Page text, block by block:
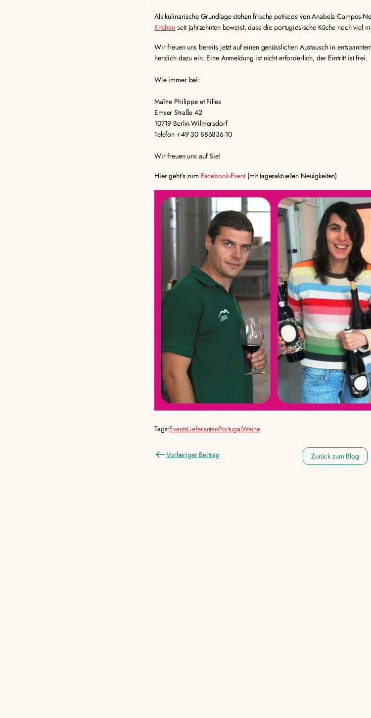
Als kulinarische Grundlage stehen frische petiscos von Anabela Campos-
Kitchen seit Jahrzehnten beweist, dass die portugiesische Küche noch viel
Wir freuen uns bereits jetzt auf einen genüsslichen Austausch in
herzlich dazu ein. Eine Anmeldung ist nicht erforderlich, der Eintritt ist frei.
Wie immer bei:
Maître Philippe et Filles
Emser Straße 42
10719 Berlin-Wilmersdorf
Telefon +49 30 886836-10
Wir freuen uns auf Sie!
Hier geht's zum Facebook-Event(mit tagesaktuellen Neuigkeiten)
Tags:EventsLieferantenPortugalWeine
Vorheriger Beitrag Zurück zum Blog